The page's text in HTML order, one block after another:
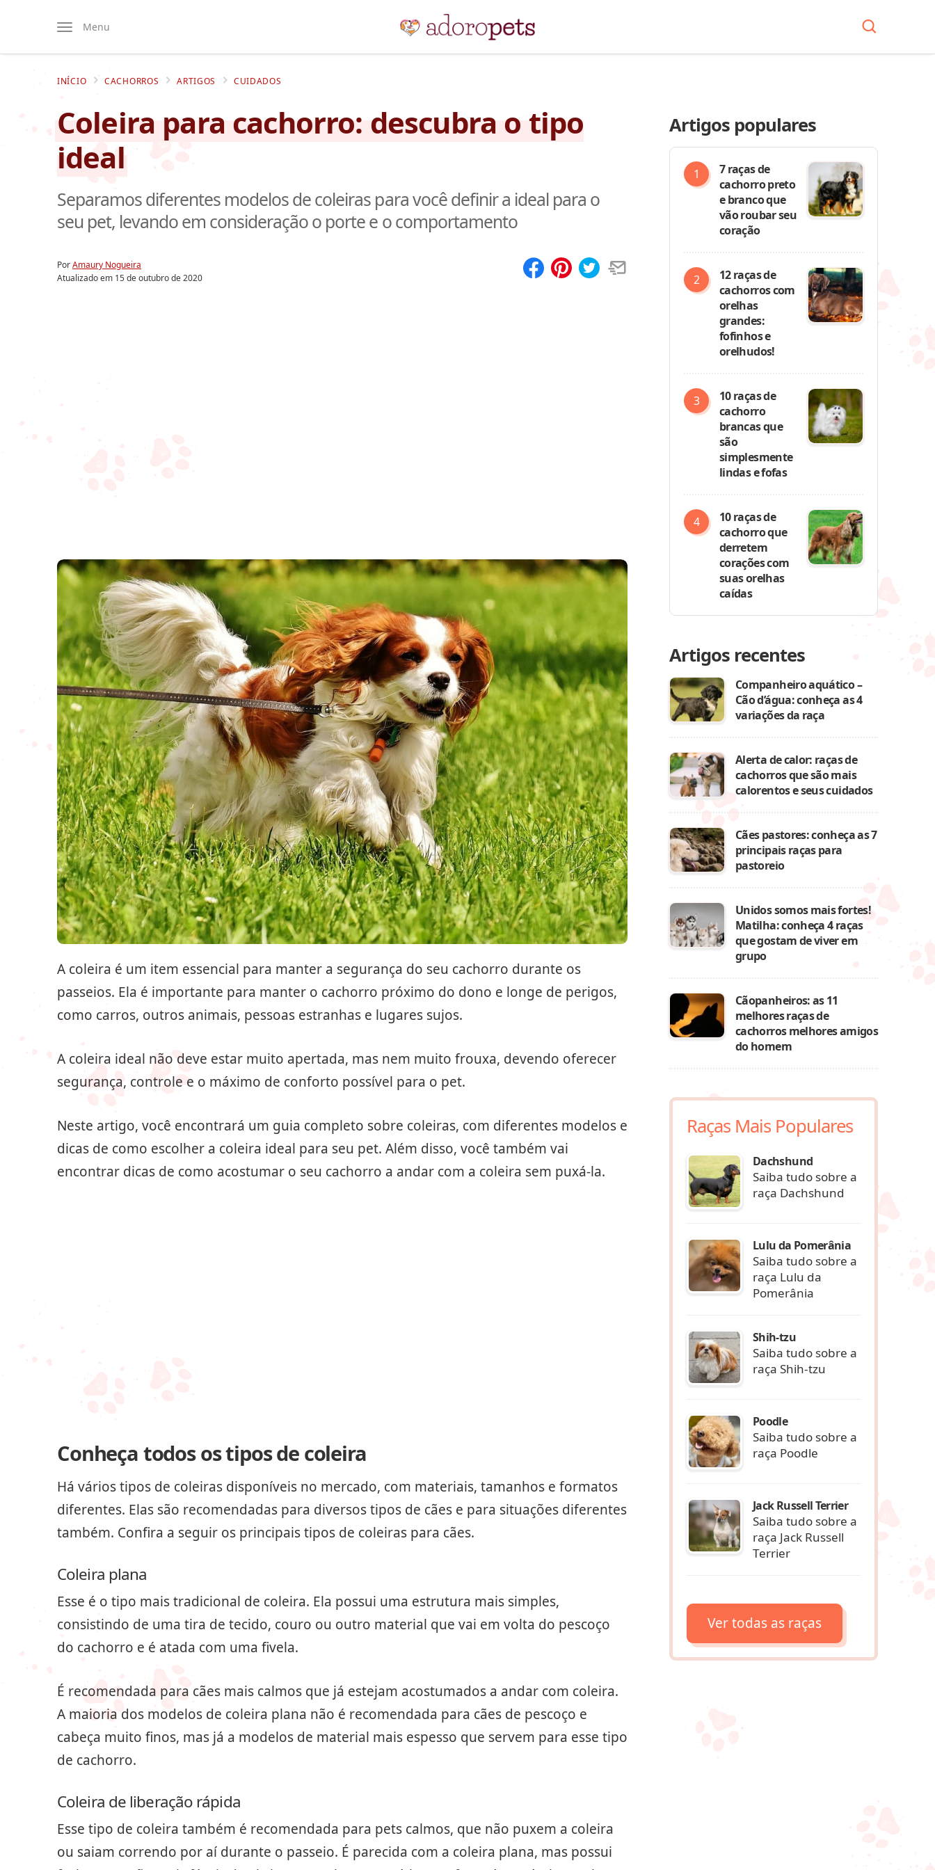
Menu
INÍCIO CACHORROS ARTIGOS CUIDADOS
Coleira para cachorro: descubra o tipo
ideal
Separamos diferentes modelos de coleiras para você definir a ideal para o
seu pet, levando em consideração o porte e o comportamento
PorAmaury Nogueira
Atualizado em 15 de outubro de 2020
A coleira é um item essencial para manter a segurança do seu cachorro durante os
passeios. Ela é importante para manter o cachorro próximo do dono e longe de perigos,
como carros, outros animais, pessoas estranhas e lugares sujos.
A coleira ideal não deve estar muito apertada, mas nem muito frouxa, devendo oferecer
segurança, controle e o máximo de conforto possível para o pet.
Neste artigo, você encontrará um guia completo sobre coleiras, com diferentes modelos e
dicas de como escolher a coleira ideal para seu pet. Além disso, você também vai
encontrar dicas de como acostumar o seu cachorro a andar com a coleira sem puxá-la.
Conheça todos os tipos de coleira
Há vários tipos de coleiras disponíveis no mercado, com materiais, tamanhos e formatos
diferentes. Elas são recomendadas para diversos tipos de cães e para situações diferentes
também. Confira a seguir os principais tipos de coleiras para cães.
Coleira plana
Esse é o tipo mais tradicional de coleira. Ela possui uma estrutura mais simples,
consistindo de uma tira de tecido, couro ou outro material que vai em volta do pescoço
do cachorro e é atada com uma fivela.
É recomendada para cães mais calmos que já estejam acostumados a andar com coleira.
A maioria dos modelos de coleira plana não é recomendada para cães de pescoço e
cabeça muito finos, mas já a modelos de material mais espesso que servem para esse tipo
de cachorro.
Coleira de liberação rápida
Esse tipo de coleira também é recomendada para pets calmos, que não puxem a coleira
ou saiam correndo por aí durante o passeio. É parecida com a coleira plana, mas possui
Artigos populares
7 raças de
cachorro preto
e branco que
vão roubar seu
coração
12 raças de
cachorros com
orelhas
grandes:
fofinhos e
orelhudos!
10 raças de
cachorro
brancas que
são
simplesmente
lindas e fofas
10 raças de
cachorro que
derretem
corações com
suas orelhas
caídas
Artigos recentes
Companheiro aquático –
Cão d’água: conheça as 4
variações da raça
Alerta de calor: raças de
cachorros que são mais
calorentos e seus cuidados
Cães pastores: conheça as 7
principais raças para
pastoreio
Unidos somos mais fortes!
Matilha: conheça 4 raças
que gostam de viver em
grupo
Cãopanheiros: as 11
melhores raças de
cachorros melhores amigos
do homem
Raças Mais Populares
Dachshund
Saiba tudo sobre a
raça Dachshund
Lulu da Pomerânia
Saiba tudo sobre a
raça Lulu da
Pomerânia
Shih-tzu
Saiba tudo sobre a
raça Shih-tzu
Poodle
Saiba tudo sobre a
raça Poodle
Jack Russell Terrier
Saiba tudo sobre a
raça Jack Russell
Terrier
Ver todas as raças